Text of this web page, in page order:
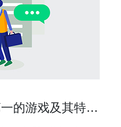
的游戏及其特点